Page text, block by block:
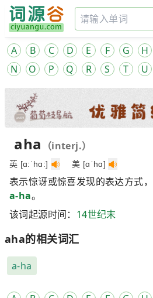
A B C D E F G H
N
O P Q R S T U
aha （interj.）
英 [ɑ:ˈhɑ:] 美 [ɑˈhɑ]
表示惊讶或惊喜发现的表达方式
a-ha。
该词起源时间： 14世纪末
aha的相关词汇
a-ha